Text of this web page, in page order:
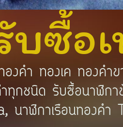
บซื้อ
งคำ ทองเค ทองค
ค่าทุกชนิด รับซื้อน
นาฬิกาเรือนทอง